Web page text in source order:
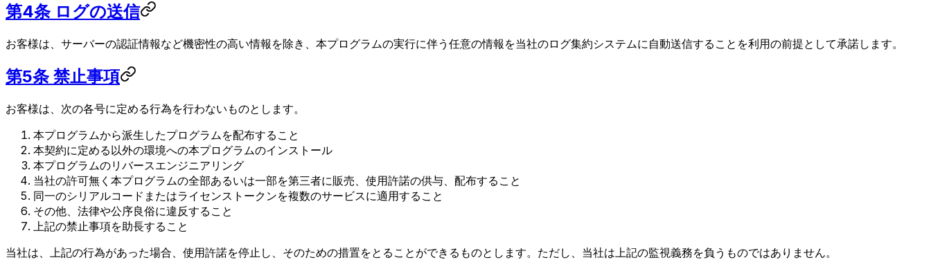
第4条 ログの送信
お客様は、サーバーの認証情報など機密性の高い情報を除き、本プログラムの実行に伴う任意の情報を当社のログ集約システムに自動送信することを利用の前提として承諾します。
第5条 禁止事項
お客様は、次の各号に定める行為を行わないものとします。
本プログラムから派生したプログラムを配布すること
本契約に定める以外の環境への本プログラムのインストール
本プログラムのリバースエンジニアリング
当社の許可無く本プログラムの全部あるいは一部を第三者に販売、使用許諾の供与、配布すること
同一のシリアルコードまたはライセンストークンを複数のサービスに適用すること
その他、法律や公序良俗に違反すること
上記の禁止事項を助長すること
当社は、上記の行為があった場合、使用許諾を停止し、そのための措置をとることができるものとします。ただし、当社は上記の監視義務を負うものではありません。